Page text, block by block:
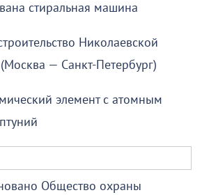
стиральная машина
Николаевской
— Санкт-Петербург)
элемент с атомным
Общество охраны